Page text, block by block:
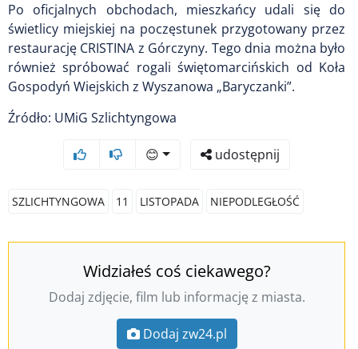
Po oficjalnych obchodach, mieszkańcy udali się do
świetlicy miejskiej na poczęstunek przygotowany przez
restaurację CRISTINA z Górczyny. Tego dnia można było
również spróbować rogali świętomarcińskich od Koła
Gospodyń Wiejskich z Wyszanowa „Baryczanki”.
Źródło: UMiG Szlichtyngowa
😊 udostępnij
SZLICHTYNGOWA 11 LISTOPADA NIEPODLEGŁOŚĆ
Widziałeś coś ciekawego?
Dodaj zdjęcie, film lub informację z miasta.
Dodaj zw24.pl